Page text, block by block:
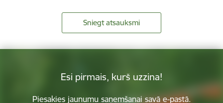
Sniegt atsauksmi
Esi pirmais, kurš uzzina!
Piesakies jaunumu saņemšanai savā e-pastā.